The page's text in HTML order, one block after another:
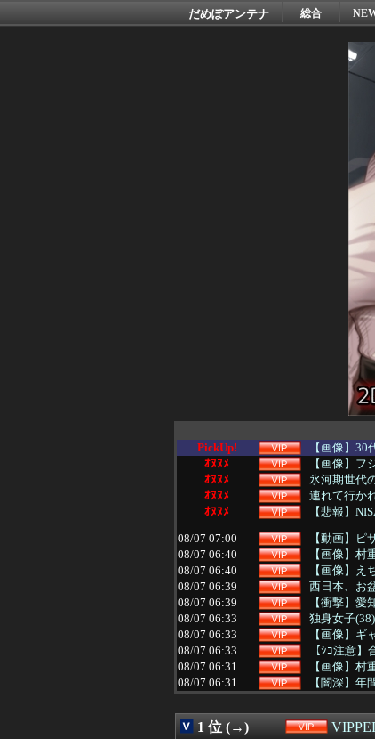
だめぽアンテナ 総合
PickUp!
【画像】
ｵﾇﾇﾒ
【画像】
ｵﾇﾇﾒ
氷河期世代
ｵﾇﾇﾒ
連れて行か
ｵﾇﾇﾒ
【悲報】
08/07 07:00
【動画】ピ
08/07 06:40
【画像】村
08/07 06:40
【画像】
08/07 06:39
西日本、お
08/07 06:39
【衝撃】
08/07 06:33
独身女子
08/07 06:33
【画像】ギ
08/07 06:33
【ｼｺ注意
08/07 06:31
【画像】村
08/07 06:31
【闇深】年
08/07 06:30
【動画】か
08/07 06:27
【画像】松
1 位 (→)